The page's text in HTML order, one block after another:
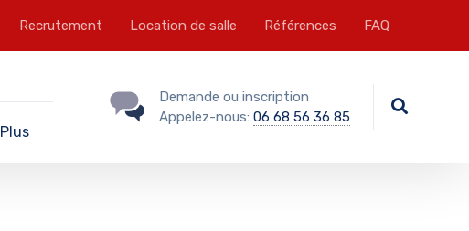
Recrutement Location de salle Références FAQ
Plus
Demande ou inscription
Appelez-nous: 06 68 56 36 85